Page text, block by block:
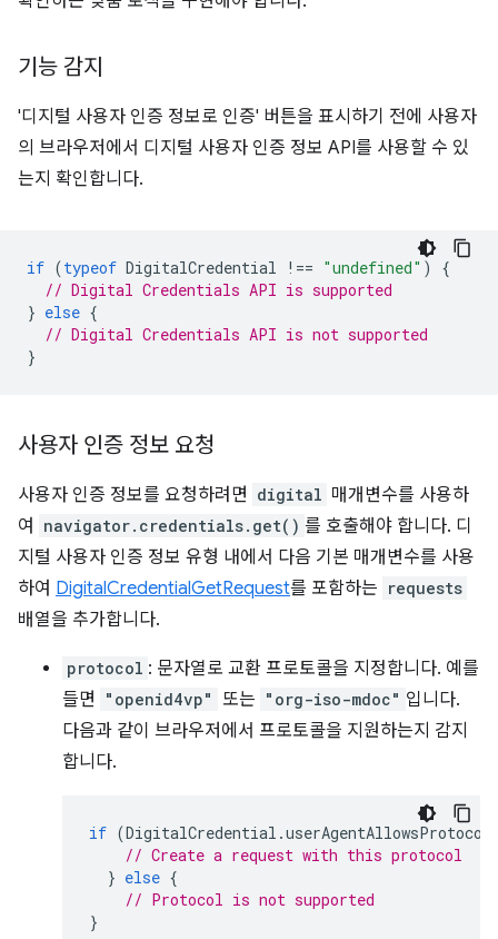
기능 감지
'디지털 사용자 인증 정보로 인증' 버튼을 표시하기 전에 사용자
의 브라우저에서 디지털 사용자 인증 정보 API를 사용할 수 있
는지 확인합니다.
if (typeof DigitalCredential !== "undefined" )
{
// Digital Credentials API is supported
} else {
// Digital Credentials API is not supported
}
사용자 인증 정보 요청
사용자 인증 정보를 요청하려면 digital 매개변수를 사용하
여
navigator.credentials.get() 를 호출해야 합니다. 디
지털 사용자 인증 정보 유형 내에서 다음 기본 매개변수를 사용
하여 DigitalCredentialGetRequest를 포함하는 requests
배열을 추가합니다.
protocol : 문자열로 교환 프로토콜을 지정합니다. 예를
들면
"openid4vp" 또는 "org-iso-mdoc" 입니다.
다음과 같이 브라우저에서 프로토콜을 지원하는지 감지
합니다.
if (DigitalCredential .userAgentAllowsProtocol
// Create a request with this protocol
} else {
// Protocol is not supported
}